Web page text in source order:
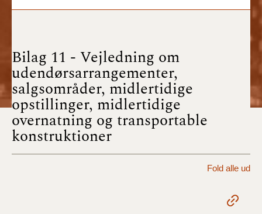
2024)
BR18 (17/9 - 31/12
2022)
BR18 (1/7 - 16/9
2022)
Bilag 11 - Vejledning om
udendørsarrangementer,
salgsområder, midlertidige
opstillinger, midlertidige
overnatning og transportable
konstruktioner
Fold alle ud